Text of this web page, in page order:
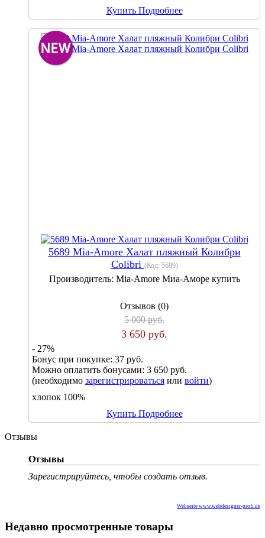
Купить Подробнее
5689 Mia-Amore Халат пляжный Колибри
Colibri (Код: 5689)
Производитель: Mia-Amore Миа-Аморе купить
Отзывов (0)
5 000 руб.
3 650 руб.
- 27%
Бонус при покупке: 37 руб.
Можно оплатить бонусами: 3 650 руб.
(необходимо зарегистрироваться или войти)
хлопок 100%
Купить Подробнее
Отзывы
Отзывы
Зарегистрируйтесь, чтобы создать отзыв.
Webseite www.webdesigner-profi.de
Недавно просмотренные товары